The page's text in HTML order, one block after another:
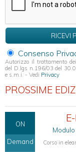
27001
Certificazione
ISO
22301
Certificazione
Aziendale
ISO
27701
Certificazione
Aziendale
27017
e
Consenso
Autorizzo il trattamento
del D.lgs n.196/03 del
e s.m.i. - Vedi Privacy
PROSSIME
ON
Demand Corso in